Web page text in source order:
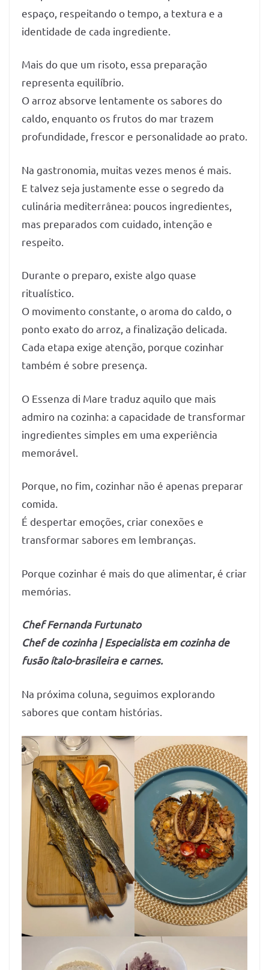
espaço, respeitando o tempo, a textura e a
identidade de cada ingrediente.
Mais do que um risoto, essa preparação
representa equilíbrio.
O arroz absorve lentamente os sabores do
caldo, enquanto os frutos do mar trazem
profundidade, frescor e personalidade ao prato.
Na gastronomia, muitas vezes menos é mais.
E talvez seja justamente esse o segredo da
culinária mediterrânea: poucos ingredientes,
mas preparados com cuidado, intenção e
respeito.
Durante o preparo, existe algo quase
ritualístico.
O movimento constante, o aroma do caldo, o
ponto exato do arroz, a finalização delicada.
Cada etapa exige atenção, porque cozinhar
também é sobre presença.
O Essenza di Mare traduz aquilo que mais
admiro na cozinha: a capacidade de transformar
ingredientes simples em uma experiência
memorável.
Porque, no fim, cozinhar não é apenas preparar
comida.
É despertar emoções, criar conexões e
transformar sabores em lembranças.
Porque cozinhar é mais do que alimentar, é criar
memórias.
Chef Fernanda Furtunato
Chef de cozinha | Especialista em cozinha de
fusão ítalo-brasileira e carnes.
Na próxima coluna, seguimos explorando
sabores que contam histórias.